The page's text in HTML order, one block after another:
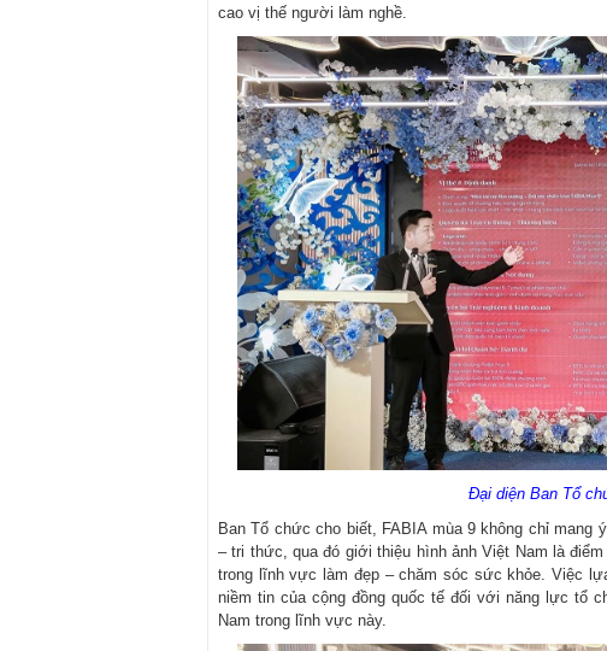
cao vị thế người làm nghề.
Đại diện Ban Tổ
Ban Tổ chức cho biết, FABIA mùa 9 không chỉ mang
– tri thức, qua đó giới thiệu hình ảnh Việt Nam là
trong lĩnh vực làm đẹp – chăm sóc sức khỏe. Việc
niềm tin của cộng đồng quốc tế đối với năng lực tổ
Nam trong lĩnh vực này.